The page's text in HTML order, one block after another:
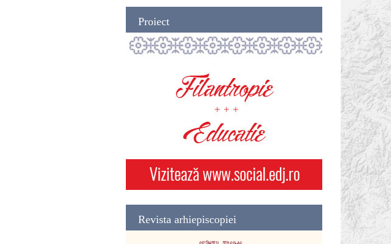
Proiect
Revista arhiepiscopiei